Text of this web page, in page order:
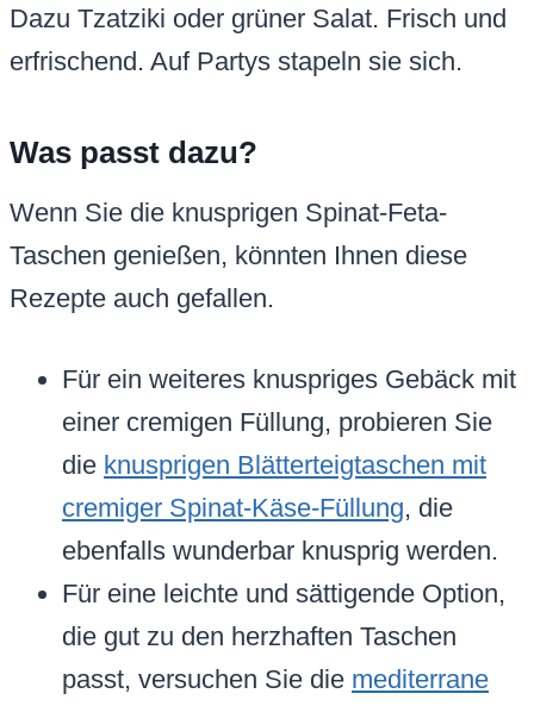
Dazu Tzatziki oder grüner Salat. Frisch und
erfrischend. Auf Partys stapeln sie sich.
Was passt dazu?
Wenn Sie die knusprigen Spinat-Feta-
Taschen genießen, könnten Ihnen diese
Rezepte auch gefallen.
Für ein weiteres knuspriges Gebäck mit
einer cremigen Füllung, probieren Sie
die knusprigen Blätterteigtaschen mit
cremiger Spinat-Käse-Füllung, die
ebenfalls wunderbar knusprig werden.
Für eine leichte und sättigende Option,
die gut zu den herzhaften Taschen
passt, versuchen Sie die mediterrane